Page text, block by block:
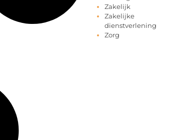
Zakelijk
Zakelijke
dienstverlening
Zorg